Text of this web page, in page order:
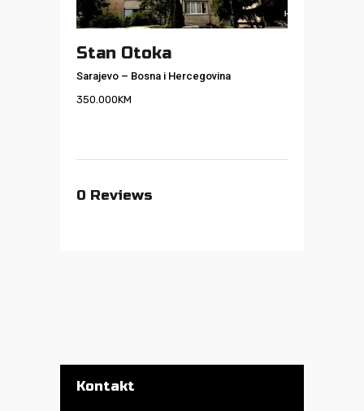
Stan Otoka
Sarajevo – Bosna i Hercegovina
350.000KM
0 Reviews
Kontakt